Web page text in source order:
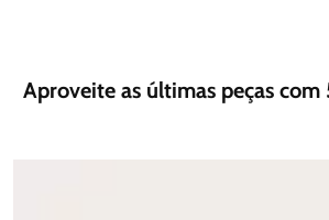
Aproveite as últimas peças